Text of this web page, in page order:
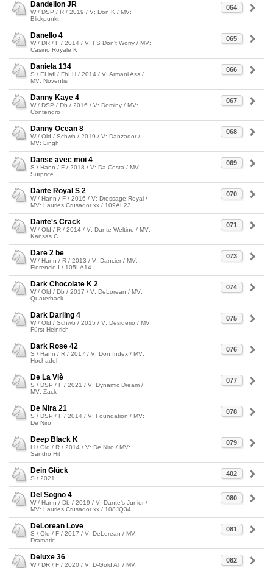
064
Dandelion JR
W / DSP / R / 2019 / V: Don K / MV:
Blickpunkt
065
Danello 4
W / DR / F / 2014 / V: FS Don't Worry / MV:
Casino Royale K
066
Daniela 134
S / EHafl / FhLH / 2014 / V: Armani Ass /
MV: Noventis
067
Danny Kaye 4
W / DSP / Db / 2016 / V: Dominy / MV:
Contendro I
068
Danny Ocean 8
W / Old / Schwb / 2019 / V: Danzador /
MV: Lingh
069
Danse avec moi 4
S / Hann / F / 2018 / V: Da Costa / MV:
Surprice
070
Dante Royal S 2
W / Hann / F / 2016 / V: Dressage Royal /
MV: Lauries Crusador xx / 109AL23
071
Dante's Crack
W / Old / R / 2014 / V: Dante Weltino / MV:
Kansas C
073
Dare 2 be
W / Hann / R / 2013 / V: Dancier / MV:
Florencio I / 105LA14
074
Dark Chocolate K 2
W / Old / Db / 2017 / V: DeLorean / MV:
Quaterback
075
Dark Darling 4
W / Old / Schwb / 2015 / V: Desiderio / MV:
Fürst Heinrich
076
Dark Rose 42
S / Hann / R / 2017 / V: Don Index / MV:
Hochadel
077
De La Viè
S / DSP / F / 2021 / V: Dynamic Dream /
MV: Zack
078
De Nira 21
S / DSP / F / 2014 / V: Foundation / MV:
De Niro
079
Deep Black K
H / Old / R / 2014 / V: De Niro / MV:
Sandro Hit
402
Dein Glück
S / 2021
080
Del Sogno 4
W / Hann / Db / 2019 / V: Dante's Junior /
MV: Lauries Crusador xx / 108JQ34
081
DeLorean Love
S / Old / F / 2017 / V: DeLorean / MV:
Dramatic
082
Deluxe 36
W / DR / F / 2020 / V: D-Gold AT / MV: